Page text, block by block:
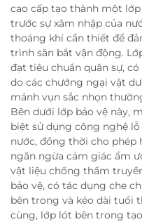
cao cấp tạo thành một
trước sự xâm nhập của
thoáng khí cần thiết để
trình săn bắt vận động.
đạt tiêu chuẩn quân sự,
do các chướng ngại vật
mảnh vụn sắc nhọn
Bên dưới lớp bảo vệ này,
biệt sử dụng công nghệ
nước, đồng thời cho
ngăn ngừa cảm giác ẩm
vật liệu chống thấm
bảo vệ, có tác dụng che
bên trong và kéo dài tuổi
cùng, lớp lót bên trong